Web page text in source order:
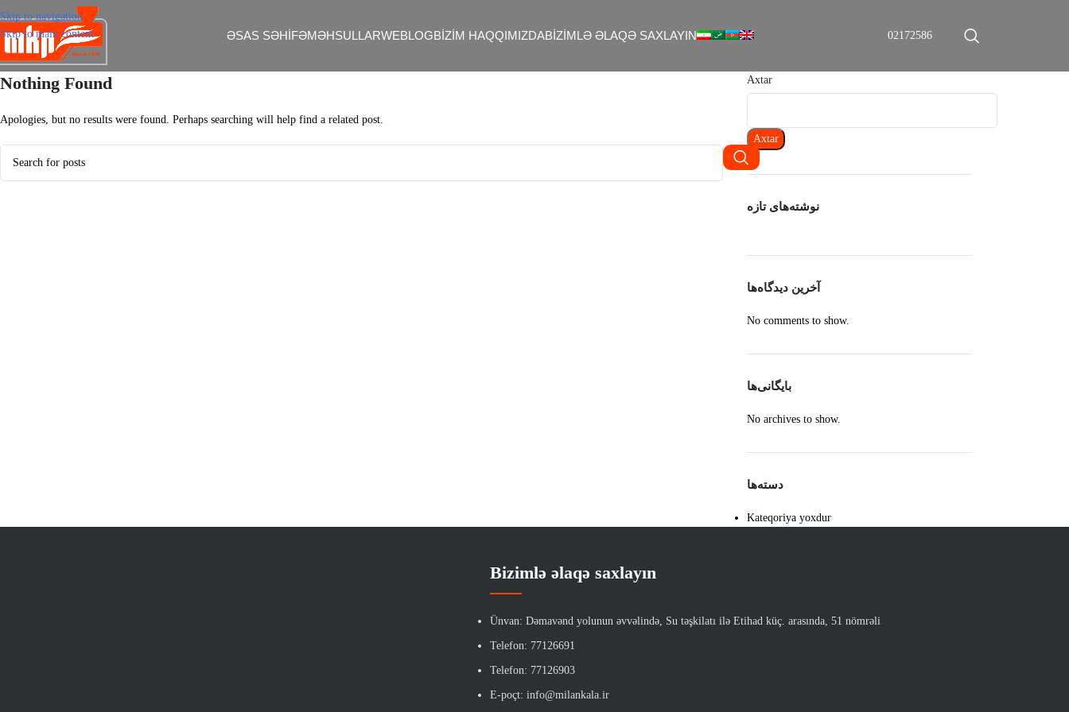
Skip to navigation
Skip to main content
ƏSAS SƏHIFƏMƏHSULLARWEBLOGBIZIM HAQQIMIZDABIZIMLƏ ƏLAQƏ SAXLAYIN 02172586
Nothing Found
Apologies, but no results were found. Perhaps searching will help find a related post.
Axtar
Axtar
نوشته‌های تازه
آخرین دیدگاه‌ها
No comments to show.
بایگانی‌ها
No archives to show.
دسته‌ها
Kateqoriya yoxdur
Bizimlə əlaqə saxlayın
Ünvan: Dəmavənd yolunun əvvəlində, Su təşkilatı ilə Etihad küç. arasında, 51 nömrəli
Telefon: 77126691
Telefon: 77126903
E-poçt: info@milankala.ir